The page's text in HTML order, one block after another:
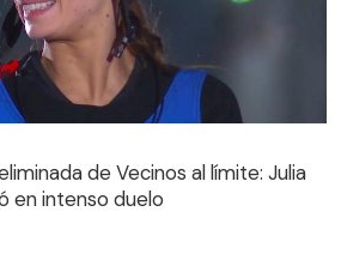
en intenso duelo
de Vecinos al límite: Julia
en intenso duelo